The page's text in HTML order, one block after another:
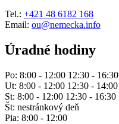
Tel.: +421 48 6182 168
Email: ou@nemecka.info
Úradné hodiny
Po: 8:00 - 12:00 12:30 - 16:30
Ut: 8:00 - 12:00 12:30 - 14:00
St: 8:00 - 12:00 12:30 - 16:30
Št: nestránkový deň
Pia: 8:00 - 12:00